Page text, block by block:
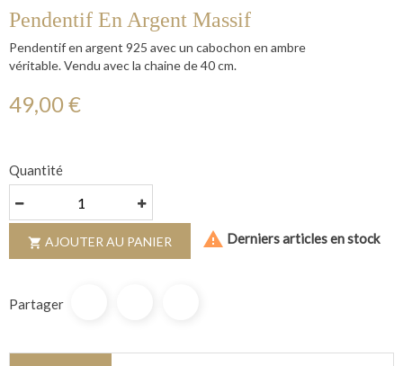
Pendentif En Argent Massif
Pendentif en argent 925 avec un cabochon en ambre
véritable. Vendu avec la chaine de 40 cm.
49,00 €
Quantité
 AJOUTER AU PANIER  Derniers articles en stock
Partager